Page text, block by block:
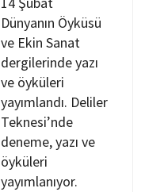
Dünyanın Öyküsü
ve Ekin Sanat
dergilerinde yazı
ve öyküleri
yayımlandı. Deliler
Teknesi’nde
deneme, yazı ve
öyküleri
yayımlanıyor.